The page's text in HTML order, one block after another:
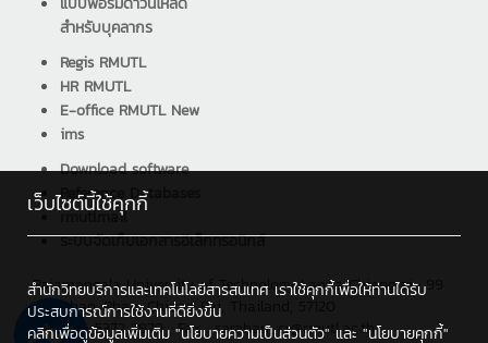
สำหรับบุคลากร
Regis RMUTL
HR RMUTL
E-office RMUTL New
ims
Download software
Reference Databases
rmutlmail
ระบบจัดเก็บเอกสารอิเล็กทรอนิกส์
Rajamangala University of Technology Lanna Chiangrai : 99
Sai Khao, Phan, Chiang Rai, Thailand, 57120
Tel : +66 5372 3979 , Fax : saraban_cr@rmutl.ac.th
เว็บไซต์นี้ใช้คุกกี้
สำนักวิทยบริการและเทคโนโลยีสารสนเทศ เราใช้คุกกี้เพื่อให้ท่านได้รับ
ประสบการณ์การใช้งานที่ดียิ่งขึ้น
คลิกเพื่อดูข้อมูลเพิ่มเติม "นโยบายความเป็นส่วนตัว" และ "นโยบายคุกกี้"